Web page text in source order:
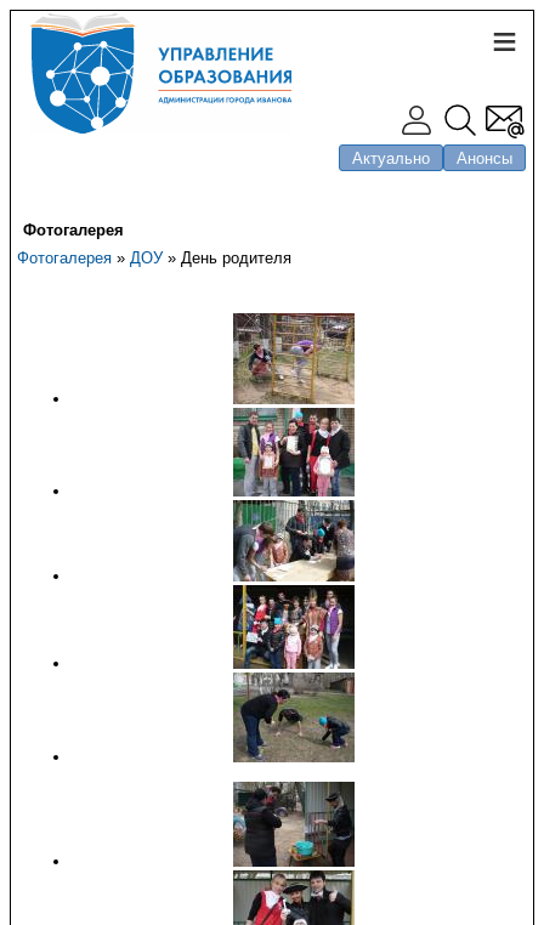
Актуально Анонсы
Фотогалерея
Фотогалерея » ДОУ» День родителя